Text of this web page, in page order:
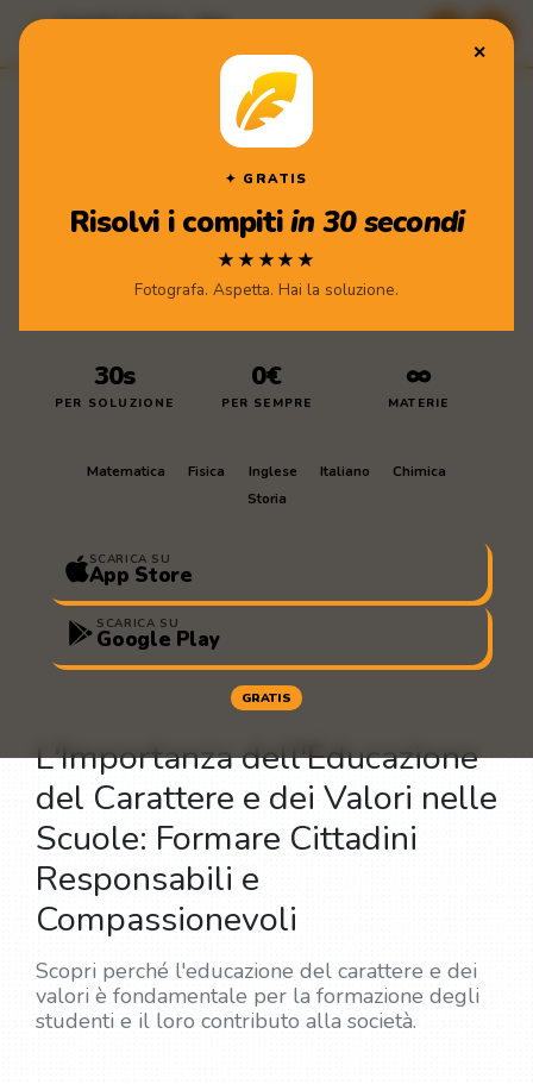
Compiti di Casa · App
✕
✦ GRATIS
Risolvi i compitiin 30 secondi
★★★★★
Fotografa. Aspetta. Hai la soluzione.
30s
PER SOLUZIONE
0€
PER SEMPRE
∞
MATERIE
Matematica Fisica Inglese Italiano
Chimica
Storia
SCARICA SU
App Store
SCARICA SU
Google Play
GRATIS
L'Importanza dell'Educazione
del Carattere e dei Valori nelle
Scuole: Formare Cittadini
Responsabili e
Compassionevoli
Scopri perché l'educazione del carattere e dei
valori è fondamentale per la formazione degli
studenti e il loro contributo alla società.